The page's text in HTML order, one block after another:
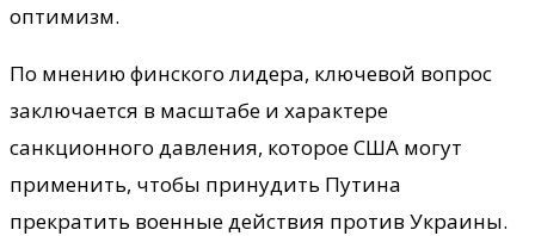
оптимизм.
По мнению финского лидера, ключевой вопрос
заключается в масштабе и характере
санкционного давления, которое США могут
применить, чтобы принудить Путина
прекратить военные действия против Украины.